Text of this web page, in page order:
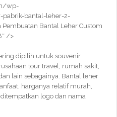
wp-
bantal-leher-2-
Bantal Leher Custom
/>
dipilih untuk souvenir
tour travel, rumah sakit,
lain sebagainya. Bantal leher
harganya relatif murah,
logo dan nama